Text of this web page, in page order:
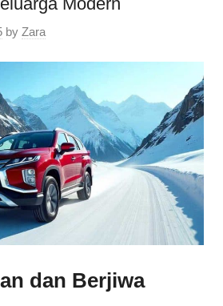
by Zara
dan Berjiwa